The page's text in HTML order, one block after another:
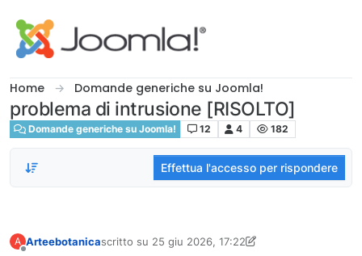
Home Domande generiche su Joomla!
problema di intrusione [RISOLTO]
Domande generiche su Joomla! 12 4 182
Effettua l'accesso per rispondere
A Arteebotanicascritto su 25 giu 2026, 17:22
ultima modifica di Arteebotanica